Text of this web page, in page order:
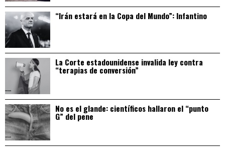
“Irán estará en la Copa del Mundo”: Infantino
La Corte estadounidense invalida ley contra
“terapias de conversión”
No es el glande: científicos hallaron el “punto
G” del pene